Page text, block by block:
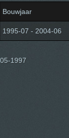
Bouwjaar
1995-07 - 2004-06
1997